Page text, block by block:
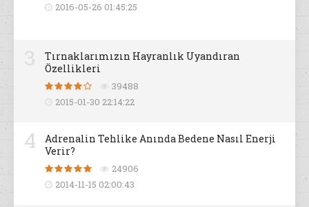
2016-05-26 01:45:25
Tırnaklarımızın Hayranlık Uyandıran
Özellikleri
39488
2015-01-30 22:14:22
4
Adrenalin Tehlike Anında Bedene Nasıl Enerji
Verir?
24906
2014-11-15 02:00:43